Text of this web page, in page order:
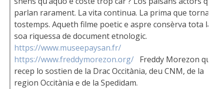
parlan rarament. La vita continua. La prima que torna
tostemps. Aqueth filme poetic e aspre consèrva tota la
soa riquessa de document etnologic.
https://www.museepaysan.fr/
https://www.freddymorezon.org/ Freddy Morezon que
recep lo sostien de la Drac Occitània, deu CNM, de la
region Occitània e de la Spedidam.